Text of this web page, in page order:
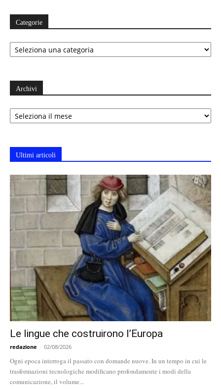
Categorie
Categorie
Archivi
Archivi
Ultimi articoli
Le lingue che costruirono l’Europa
redazione - 02/08/2026
Ogni epoca interroga il passato con domande nuove. In un tempo in cui le
trasformazioni tecnologiche modificano profondamente i modi della
comunicazione, il volume...